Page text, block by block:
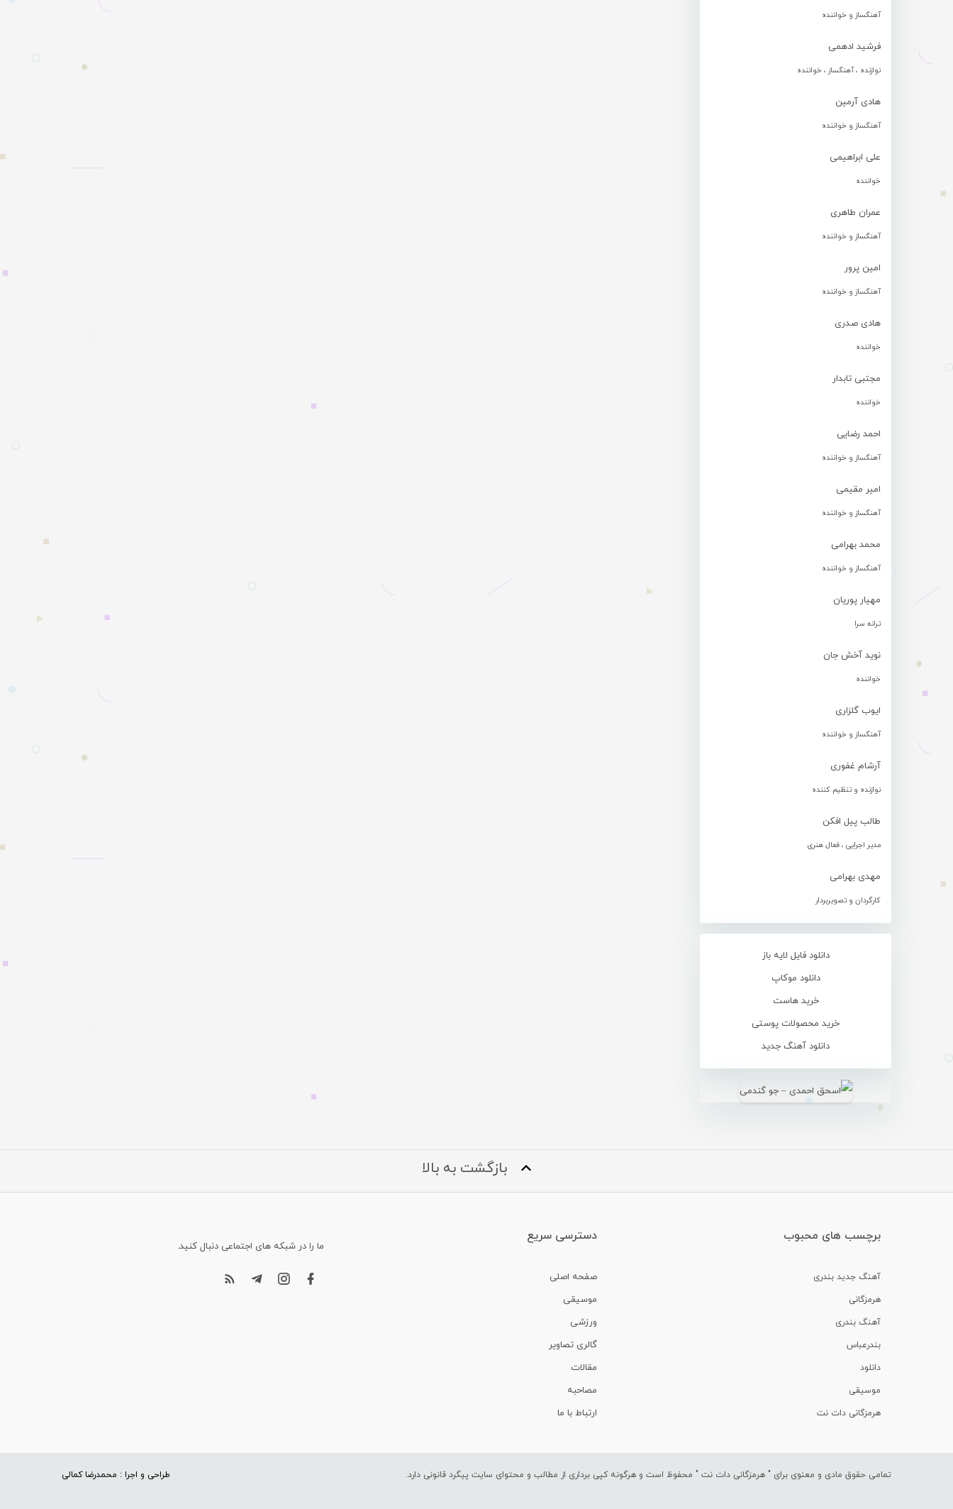
آهنگساز و خواننده
فرشید ادهمی
نوازنده ، آهنگساز ، خواننده
هادی آرمین
آهنگساز و خواننده
علی ابراهیمی
خواننده
عمران طاهری
آهنگساز و خواننده
امین پرور
آهنگساز و خواننده
هادی صدری
خواننده
مجتبی تابدار
خواننده
احمد رضایی
آهنگساز و خواننده
امیر مقیمی
آهنگساز و خواننده
محمد بهرامی
آهنگساز و خواننده
مهیار پوریان
ترانه سرا
نوید آخش جان
خواننده
ایوب گلزاری
آهنگساز و خواننده
آرشام غفوری
نوازنده و تنظیم کننده
طالب پیل افکن
مدیر اجرایی ، فعال هنری
مهدی بهرامی
کارگردان و تصویربردار
دانلود فایل لایه باز
دانلود موکاپ
خرید هاست
خرید محصولات پوستی
دانلود آهنگ جدید
بازگشت به بالا
برچسب های محبوب
آهنگ جدید بندری
هرمزگانی
آهنگ بندری
بندرعباس
دانلود
موسیقی
هرمزگانی دات نت
دسترسی سریع
صفحه اصلی
موسیقی
ورزشی
گالری تصاویر
مقالات
مصاحبه
ارتباط با ما
ما را در شبکه های اجتماعی دنبال کنید.
تمامی حقوق مادی و معنوی برای " هرمزگانی دات نت " محفوظ است و هرگونه کپی برداری از مطالب و محتوای سایت پیگرد قانونی دارد. طراحی و اجرا : محمدرضا کمالی